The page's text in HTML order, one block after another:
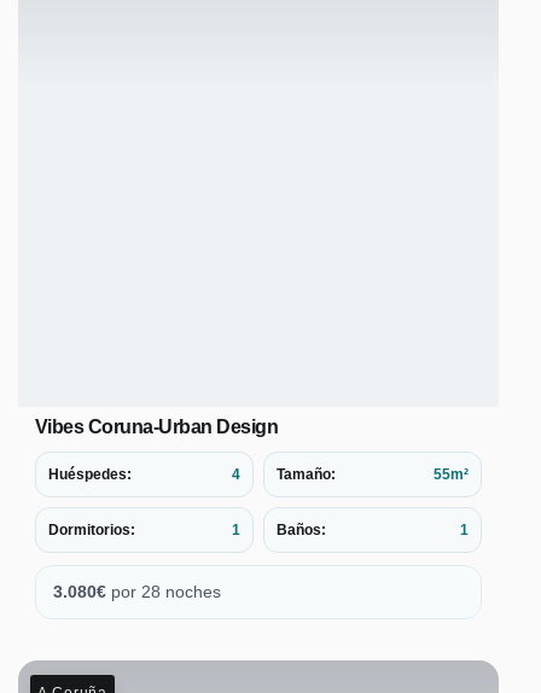
Vibes Coruna-Urban Design
Huéspedes: 4 Tamaño: 55m²
Dormitorios: 1 Baños: 1
3.080€ por 28 noches